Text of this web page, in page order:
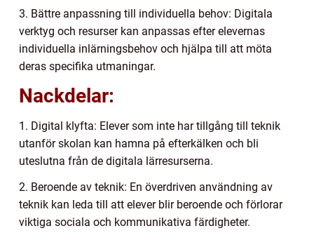
3. Bättre anpassning till individuella behov: Digitala
verktyg och resurser kan anpassas efter elevernas
individuella inlärningsbehov och hjälpa till att möta
deras specifika utmaningar.
Nackdelar:
1. Digital klyfta: Elever som inte har tillgång till teknik
utanför skolan kan hamna på efterkälken och bli
uteslutna från de digitala lärresurserna.
2. Beroende av teknik: En överdriven användning av
teknik kan leda till att elever blir beroende och förlorar
viktiga sociala och kommunikativa färdigheter.